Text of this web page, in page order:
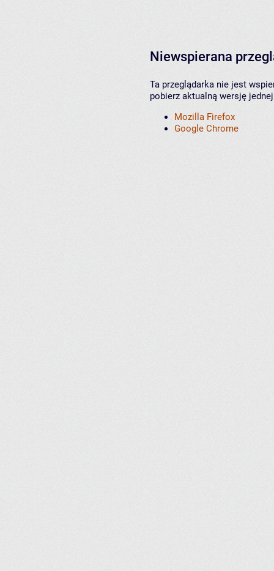
Niewspierana
Ta przeglądarka nie jest
pobierz aktualną wersję
Mozilla Firefox
Google Chrome